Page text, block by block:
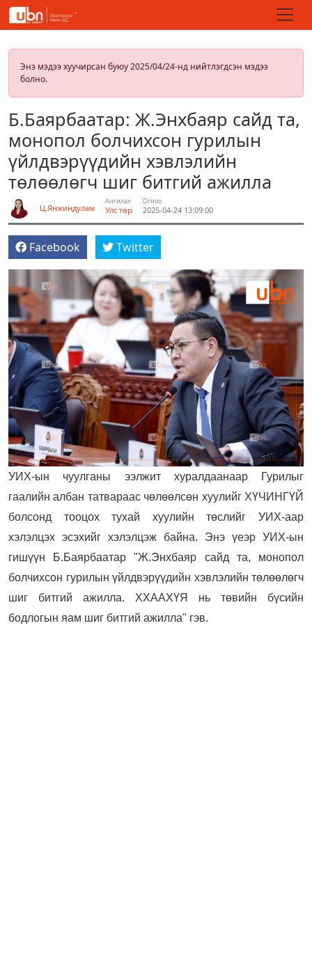
Энэ мэдээ хуучирсан буюу 2025/04/24-нд нийтлэгдсэн мэдээ
болно.
Б.Баярбаатар: Ж.Энхбаяр сайд та,
монопол болчихсон гурилын
үйлдвэрүүдийн хэвлэлийн
төлөөлөгч шиг битгий ажилла
Ц.Янжиндулам
Ангилал
Улс төр
Огноо
2025-04-24 13:09:00
Facebook Twitter
УИХ-ын чуулганы ээлжит хуралдаанаар Гурилыг
гаалийн албан татвараас чөлөөлсөн хуулийг ХҮЧИНГҮЙ
болсонд тооцох тухай хуулийн төслийг УИХ-аар
хэлэлцэх эсэхийг хэлэлцэж байна. Энэ үеэр УИХ-ын
гишүүн Б.Баярбаатар "Ж.Энхбаяр сайд та, монопол
болчихсон гурилын үйлдвэрүүдийн хэвлэлийн төлөөлөгч
шиг битгий ажилла. ХХААХҮЯ нь төвийн бүсийн
бодлогын яам шиг битгий ажилла" гэв.